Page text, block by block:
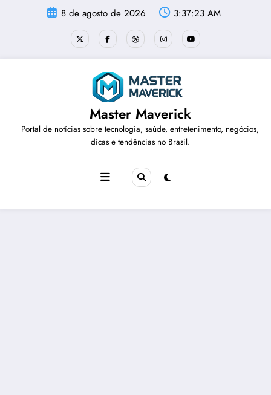
8 de agosto de 2026 3:37:24 AM
Master Maverick
Portal de notícias sobre tecnologia, saúde, entretenimento, negócios,
dicas e tendências no Brasil.